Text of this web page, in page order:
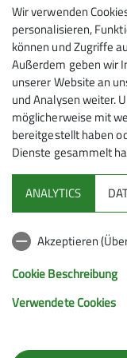
Sektion
Du hast Lust,
ehrenamtlich
festes Amt
klassischen
Möglichkeiten,
mehr erfahren
Aktuelles
Sektion Geislingen e.V. des
Wir verwenden
personalisieren,
können und Zugriffe
Außerdem geben wir
unserer Website an
und Analysen weiter.
möglicherweise mit
bereitgestellt haben
Dienste gesammelt
ANALYTICS
Akzeptieren
Cookie Beschreibung
Verwendete Cookies